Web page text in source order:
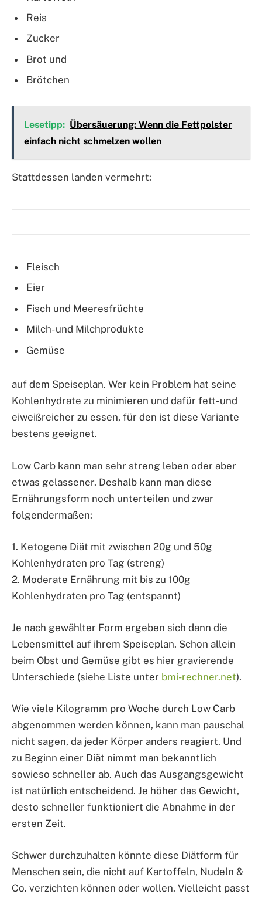
Reis
Zucker
Brot und
Brötchen
Lesetipp: Übersäuerung: Wenn die Fettpolster
einfach nicht schmelzen wollen
Stattdessen landen vermehrt:
Fleisch
Eier
Fisch und Meeresfrüchte
Milch- und Milchprodukte
Gemüse
auf dem Speiseplan. Wer kein Problem hat seine
Kohlenhydrate zu minimieren und dafür fett- und
eiweißreicher zu essen, für den ist diese Variante
bestens geeignet.
Low Carb kann man sehr streng leben oder aber
etwas gelassener. Deshalb kann man diese
Ernährungsform noch unterteilen und zwar
folgendermaßen:
1. Ketogene Diät mit zwischen 20g und 50g
Kohlenhydraten pro Tag (streng)
2. Moderate Ernährung mit bis zu 100g
Kohlenhydraten pro Tag (entspannt)
Je nach gewählter Form ergeben sich dann die
Lebensmittel auf ihrem Speiseplan. Schon allein
beim Obst und Gemüse gibt es hier gravierende
Unterschiede (siehe Liste unter bmi-rechner.net).
Wie viele Kilogramm pro Woche durch Low Carb
abgenommen werden können, kann man pauschal
nicht sagen, da jeder Körper anders reagiert. Und
zu Beginn einer Diät nimmt man bekanntlich
sowieso schneller ab. Auch das Ausgangsgewicht
ist natürlich entscheidend. Je höher das Gewicht,
desto schneller funktioniert die Abnahme in der
ersten Zeit.
Schwer durchzuhalten könnte diese Diätform für
Menschen sein, die nicht auf Kartoffeln, Nudeln &
Co. verzichten können oder wollen. Vielleicht passt